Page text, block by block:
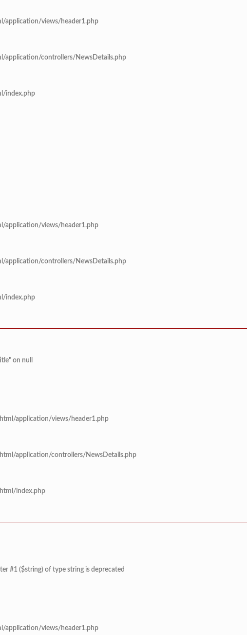
application/views/header1.php
application/controllers/NewsDetails.php
index.php
application/views/header1.php
application/controllers/NewsDetails.php
index.php
on null
application/views/header1.php
application/controllers/NewsDetails.php
index.php
#1 ($string) of type string is deprecated
application/views/header1.php